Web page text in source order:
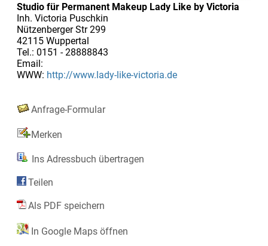
Studio für Permanent Makeup Lady Like by Victoria
Inh. Victoria Puschkin
Nützenberger Str 299
42115 Wuppertal
Tel.: 0151 - 28888843
Email:
WWW: http://www.lady-like-victoria.de
Anfrage-Formular
Merken
Ins Adressbuch übertragen
Teilen
Als PDF speichern
In Google Maps öffnen